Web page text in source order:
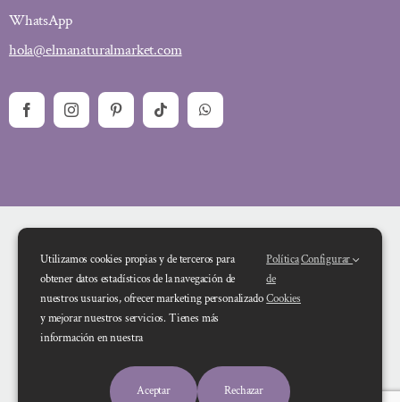
WhatsApp
hola@elmanaturalmarket.com
Financiado por la Unión Europea – NextGenerationEU. Sin embargo, los
autores y no reflejan necesariamente los de la Unión Europea o la Comisión
Europea. Ni la Unión Europea ni la Comisión Europea pueden ser consideradas
Utilizamos cookies propias y de terceros para
obtener datos estadísticos de la navegación de
nuestros usuarios, ofrecer marketing personalizado
y mejorar nuestros servicios. Tienes más
información en nuestra
Política
de
Cookies
Configurar
Aceptar Rechazar